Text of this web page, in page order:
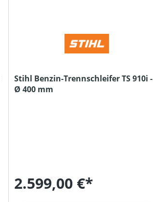
Stihl Benzin-Trennschleifer TS 910i -
Ø 400 mm
2.599,00 €*